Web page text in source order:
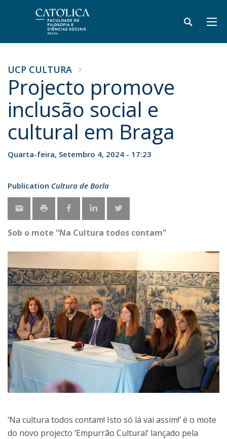
UCP CULTURA
Projecto promove
inclusão social e
cultural em Braga
Quarta-feira, Setembro 4, 2024 - 17:23
Publication Cultura de Borla
Sob o mote “Na Cultura todos contam”
‘Na cultura todos contam! Isto só lá vai assim!’ é o mote
do novo projecto ‘Empurrão Cultural’ lançado pela